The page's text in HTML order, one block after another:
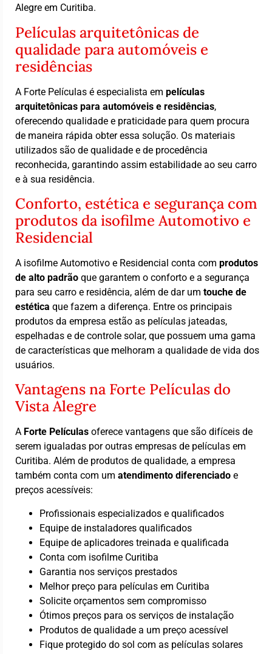
Alegre em Curitiba.
Películas arquitetônicas de
qualidade para automóveis e
residências
A Forte Películas é especialista em películas
arquitetônicas para automóveis e residências,
oferecendo qualidade e praticidade para quem procura
de maneira rápida obter essa solução. Os materiais
utilizados são de qualidade e de procedência
reconhecida, garantindo assim estabilidade ao seu carro
e à sua residência.
Conforto, estética e segurança com
produtos da isofilme Automotivo e
Residencial
A isofilme Automotivo e Residencial conta com produtos
de alto padrão que garantem o conforto e a segurança
para seu carro e residência, além de dar um touche de
estética que fazem a diferença. Entre os principais
produtos da empresa estão as películas jateadas,
espelhadas e de controle solar, que possuem uma gama
de características que melhoram a qualidade de vida dos
usuários.
Vantagens na Forte Películas do
Vista Alegre
A Forte Películas oferece vantagens que são difíceis de
serem igualadas por outras empresas de películas em
Curitiba. Além de produtos de qualidade, a empresa
também conta com um atendimento diferenciado e
preços acessíveis:
Profissionais especializados e qualificados
Equipe de instaladores qualificados
Equipe de aplicadores treinada e qualificada
Conta com isofilme Curitiba
Garantia nos serviços prestados
Melhor preço para películas em Curitiba
Solicite orçamentos sem compromisso
Ótimos preços para os serviços de instalação
Produtos de qualidade a um preço acessível
Fique protegido do sol com as películas solares